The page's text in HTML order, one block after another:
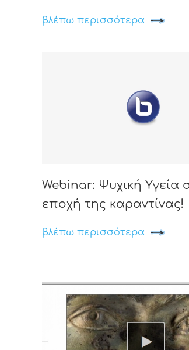
βλέπω περισσότερα
Webinar: Ψυχική Υγεία
εποχή της καραντίνας!
βλέπω περισσότερα